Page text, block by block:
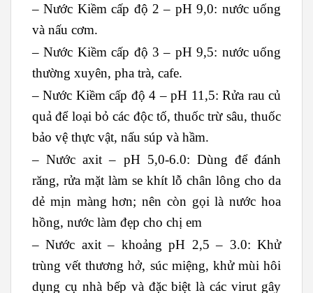
– Nước Kiềm cấp độ 2 – pH 9,0: nước uống
và nấu cơm.
– Nước Kiềm cấp độ 3 – pH 9,5: nước uống
thường xuyên, pha trà, cafe.
– Nước Kiềm cấp độ 4 – pH 11,5: Rửa rau củ
quả để loại bỏ các độc tố, thuốc trừ sâu, thuốc
bảo vệ thực vật, nấu súp và hầm.
– Nước axit – pH 5,0-6.0: Dùng để đánh
răng, rửa mặt làm se khít lỗ chân lông cho da
dẻ mịn màng hơn; nên còn gọi là nước hoa
hồng, nước làm đẹp cho chị em
– Nước axit – khoảng pH 2,5 – 3.0: Khử
trùng vết thương hở, súc miệng, khử mùi hôi
dụng cụ nhà bếp và đặc biệt là các virut gây